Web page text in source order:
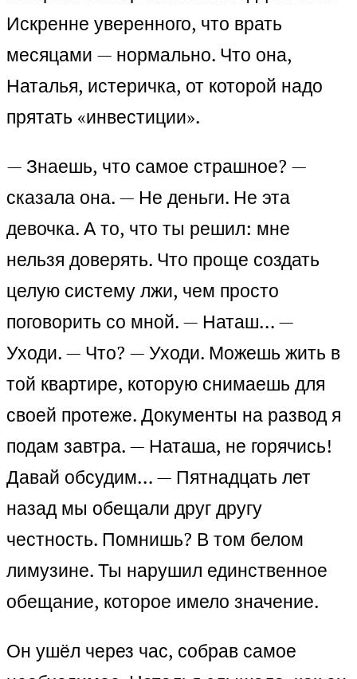
Искренне уверенного, что врать
месяцами — нормально. Что она,
Наталья, истеричка, от которой надо
прятать «инвестиции».
— Знаешь, что самое страшное? —
сказала она. — Не деньги. Не эта
девочка. А то, что ты решил: мне
нельзя доверять. Что проще создать
целую систему лжи, чем просто
поговорить со мной. — Наташ… —
Уходи. — Что? — Уходи. Можешь жить в
той квартире, которую снимаешь для
своей протеже. Документы на развод я
подам завтра. — Наташа, не горячись!
Давай обсудим… — Пятнадцать лет
назад мы обещали друг другу
честность. Помнишь? В том белом
лимузине. Ты нарушил единственное
обещание, которое имело значение.
Он ушёл через час, собрав самое